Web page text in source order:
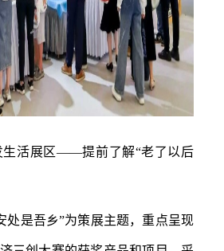
活展区——提前了解“老了以后
处是吾乡”为策展主题，重点呈现